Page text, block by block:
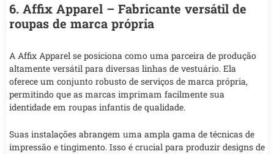
6. Affix Apparel – Fabricante versátil de
roupas de marca própria
A Affix Apparel se posiciona como uma parceira de produção
altamente versátil para diversas linhas de vestuário. Ela
oferece um conjunto robusto de serviços de marca própria,
permitindo que as marcas imprimam facilmente sua
identidade em roupas infantis de qualidade.
Suas instalações abrangem uma ampla gama de técnicas de
impressão e tingimento. Isso é crucial para produzir designs de